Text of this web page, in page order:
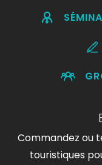
Commandez ou
touristiques